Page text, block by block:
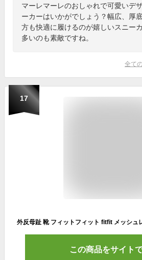
マーレマーレのおしゃれで可愛いデ
ーカーはいかがでしょう？幅広、厚
方も快適に履けるのが嬉しいスニー
多いのも素敵ですね。
全て
17
この商品をサイト